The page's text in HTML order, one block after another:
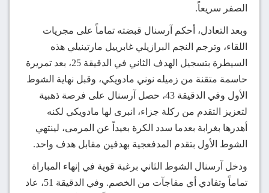
الصفر سريعاً.
وبعد التعادل، أحكم آرسنال قبضته تماماً على مجريات
اللقاء، وترجم النجم البرازيلي غابرييل مارتينيلي هذه
السيطرة بتسجيل الهدف الثاني في الدقيقة 25، بعد تمريرة
حاسمة متقنة من زميله نوني مادويكي، وقبل نهاية الشوط
الأول وفي الدقيقة 43، حصل آرسنال على فرصة ذهبية
لتعزيز التقدم من ركلة جزاء، انبرى لها مادويكي لكنه
أهدرها بغرابة بعدما سدد الكرة بعيداً عن المرمى، لينتهي
الشوط الأول بتقدم المدفعجية بهدفين مقابل هدف واحد.
ودخل آرسنال الشوط الثاني برغبة قوية في إنهاء المباراة
تماماً وتفادي أي مفاجآت من الخصم. وفي الدقيقة 51، عاد